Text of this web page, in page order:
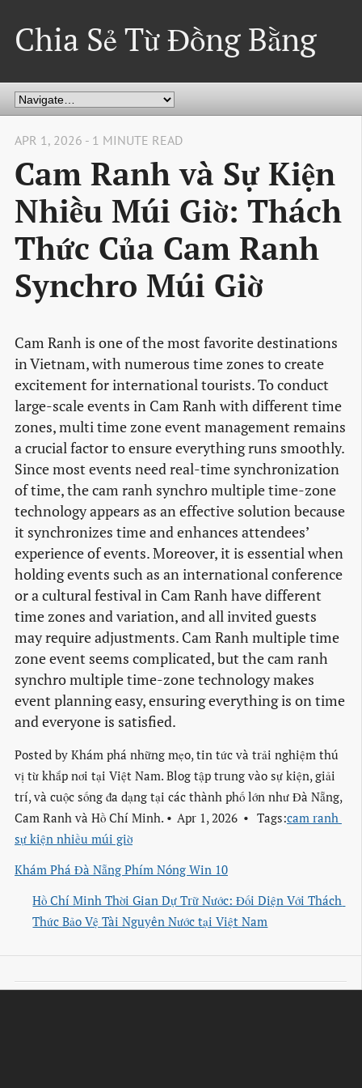
Chia Sẻ Từ Đồng Bằng
APR 1, 2026 - 1 MINUTE READ
Cam Ranh và Sự Kiện
Nhiều Múi Giờ: Thách
Thức Của Cam Ranh
Synchro Múi Giờ
Cam Ranh is one of the most favorite destinations
in Vietnam, with numerous time zones to create
excitement for international tourists. To conduct
large-scale events in Cam Ranh with different time
zones, multi time zone event management remains
a crucial factor to ensure everything runs smoothly.
Since most events need real-time synchronization
of time, the cam ranh synchro multiple time-zone
technology appears as an effective solution because
it synchronizes time and enhances attendees’
experience of events. Moreover, it is essential when
holding events such as an international conference
or a cultural festival in Cam Ranh have different
time zones and variation, and all invited guests
may require adjustments. Cam Ranh multiple time
zone event seems complicated, but the cam ranh
synchro multiple time-zone technology makes
event planning easy, ensuring everything is on time
and everyone is satisfied.
Posted by Khám phá những mẹo, tin tức và trải nghiệm thú
vị từ khắp nơi tại Việt Nam. Blog tập trung vào sự kiện, giải
trí, và cuộc sống đa dạng tại các thành phố lớn như Đà Nẵng,
Cam Ranh và Hồ Chí Minh.
Apr 1, 2026 Tags:cam ranh
sự kiện nhiều múi giờ
Khám Phá Đà Nẵng Phím Nóng Win 10
Hồ Chí Minh Thời Gian Dự Trữ Nước: Đối Diện Với Thách
Thức Bảo Vệ Tài Nguyên Nước tại Việt Nam